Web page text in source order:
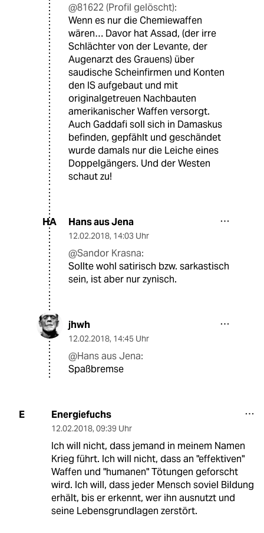
@81622 (Profil gelöscht):
Wenn es nur die Chemiewaffen
wären… Davor hat Assad, (der irre
Schlächter von der Levante, der
Augenarzt des Grauens) über
saudische Scheinfirmen und Konten
den IS aufgebaut und mit
originalgetreuen Nachbauten
amerikanischer Waffen versorgt.
Auch Gaddafi soll sich in Damaskus
befinden, gepfählt und geschändet
wurde damals nur die Leiche eines
Doppelgängers. Und der Westen
schaut zu!
HA Hans aus Jena
12.02.2018, 14:03 Uhr
@Sandor Krasna:
Sollte wohl satirisch bzw. sarkastisch
sein, ist aber nur zynisch.
jhwh
12.02.2018, 14:45 Uhr
@Hans aus Jena:
Spaßbremse
E Energiefuchs
12.02.2018, 09:39 Uhr
Ich will nicht, dass jemand in meinem Namen
Krieg führt. Ich will nicht, dass an "effektiven"
Waffen und "humanen" Tötungen geforscht
wird. Ich will, dass jeder Mensch soviel Bildung
erhält, bis er erkennt, wer ihn ausnutzt und
seine Lebensgrundlagen zerstört.